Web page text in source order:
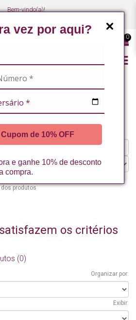
vez por aqui?
de 10% OFF
e ganhe 10% de desconto
compra.
Bem-vindo(a)!
0
produtos
os critérios
(0)
Organizar por:
Exibir: